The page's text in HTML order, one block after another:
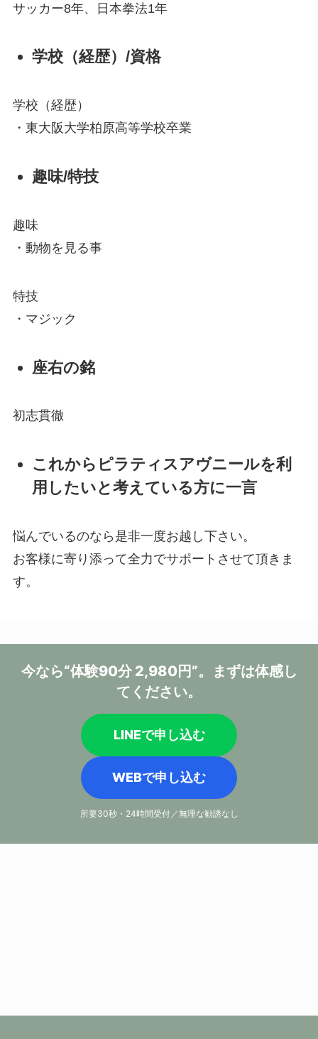
サッカー8年、日本拳法1年
学校（経歴）/資格
学校（経歴）
・東大阪大学柏原高等学校卒業
趣味/特技
趣味
・動物を見る事
特技
・マジック
座右の銘
初志貫徹
これからピラティスアヴニールを利
用したいと考えている方に一言
悩んでいるのなら是非一度お越し下さい。
お客様に寄り添って全力でサポートさせて頂きま
す。
今なら“体験90分 2,980円”。
まずは体感し
てください。
LINEで申し込む
WEBで申し込む
所要30秒・24時間受付／無理な勧誘なし